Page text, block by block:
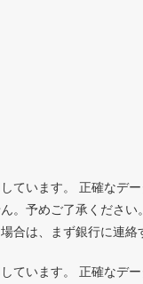
ています。 正確なデ
。予めご了承くださ
合は、まず銀行に連絡
ています。 正確なデ